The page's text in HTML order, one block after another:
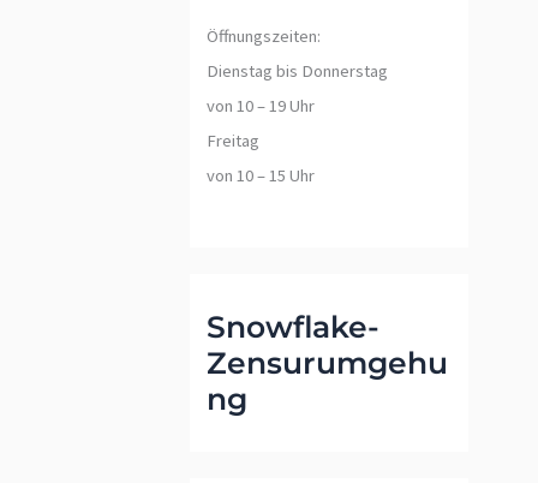
Öffnungszeiten:
Dienstag bis Donnerstag
von 10 – 19 Uhr
Freitag
von 10 – 15 Uhr
Snowflake-
Zensurumgehu
ng